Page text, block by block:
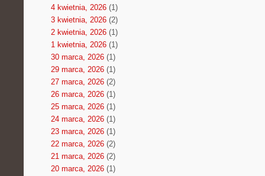
4 kwietnia, 2026(1)
3 kwietnia, 2026(2)
2 kwietnia, 2026(1)
1 kwietnia, 2026(1)
30 marca, 2026(1)
29 marca, 2026(1)
27 marca, 2026(2)
26 marca, 2026(1)
25 marca, 2026(1)
24 marca, 2026(1)
23 marca, 2026(1)
22 marca, 2026(2)
21 marca, 2026(2)
20 marca, 2026(1)